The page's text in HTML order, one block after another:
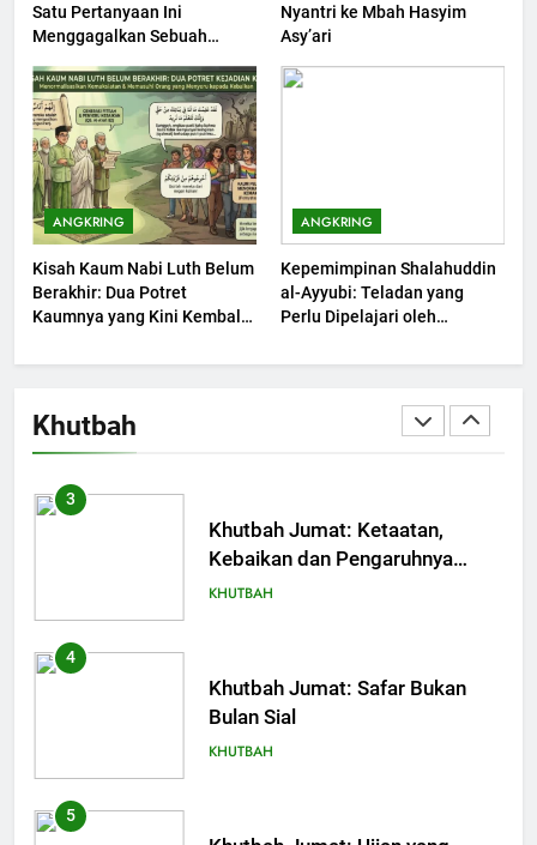
Satu Pertanyaan Ini
Menggagalkan Sebuah
Nyantri ke Mbah Hasyim
Asy’ari
ANGKRING
Kisah Kaum Nabi Luth Belum
Berakhir: Dua Potret
Kaumnya yang Kini Kembali
ANGKRING
Kepemimpinan Shalahuddin
al-Ayyubi: Teladan yang
Perlu Dipelajari oleh
(2)
Khutbah
1
Dengki Tak Akan Pernah
Berjaya?
KHUTBAH
2
Khutbah Jumat: Melihat
Limpahan Nikmat Allah
KHUTBAH
Khutbah Jumat: Ketaatan,
Kebaikan dan Pengaruhnya
4
Khutbah Jumat: Safar Bukan
Bulan Sial
KHUTBAH
5
Khutbah Jumat: Ujian yang
Harus Kita Syukuri
KHUTBAH
6